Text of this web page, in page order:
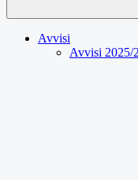
Avvisi
Avvisi 2025/